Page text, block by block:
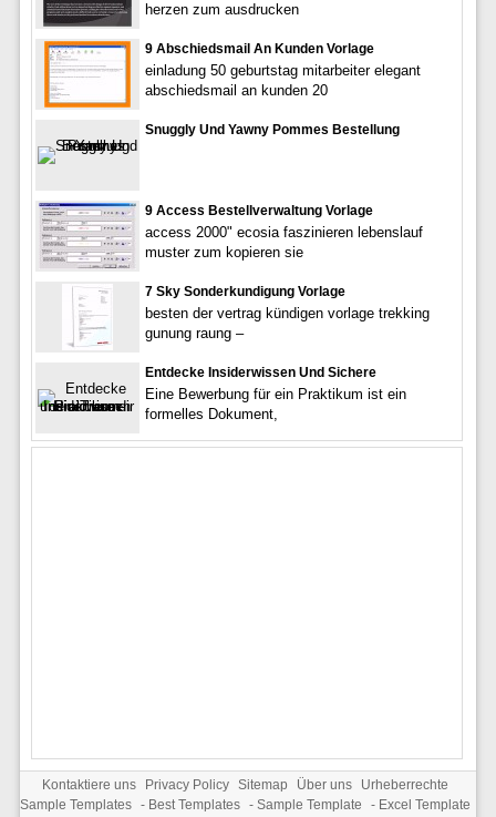
herzen zum ausdrucken
9 Abschiedsmail An Kunden Vorlage
einladung 50 geburtstag mitarbeiter elegant
abschiedsmail an kunden 20
Snuggly Und Yawny Pommes Bestellung
9 Access Bestellverwaltung Vorlage
access 2000" ecosia faszinieren lebenslauf
muster zum kopieren sie
7 Sky Sonderkundigung Vorlage
besten der vertrag kündigen vorlage trekking
gunung raung –
Entdecke Insiderwissen Und Sichere
Eine Bewerbung für ein Praktikum ist ein
formelles Dokument,
Kontaktiere uns Privacy Policy Sitemap Über uns
Urheberrechte
Sample Templates - Best Templates - Sample Template - Excel Template